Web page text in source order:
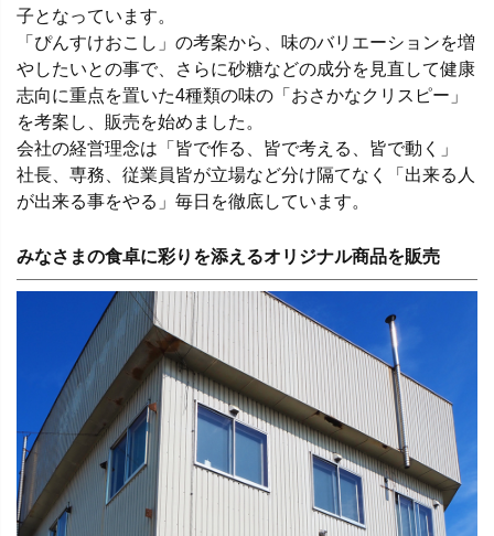
子となっています。
「ぴんすけおこし」の考案から、味のバリエーションを増
やしたいとの事で、さらに砂糖などの成分を見直して健康
志向に重点を置いた4種類の味の「おさかなクリスピー」
を考案し、販売を始めました。
会社の経営理念は「皆で作る、皆で考える、皆で動く」
社長、専務、従業員皆が立場など分け隔てなく「出来る人
が出来る事をやる」毎日を徹底しています。
みなさまの食卓に彩りを添えるオリジナル商品を販売